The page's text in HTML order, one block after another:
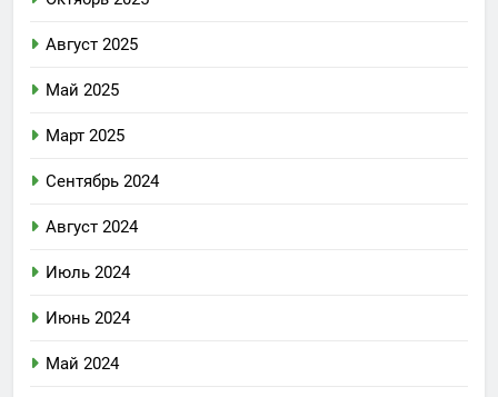
Август 2025
Май 2025
Март 2025
Сентябрь 2024
Август 2024
Июль 2024
Июнь 2024
Май 2024